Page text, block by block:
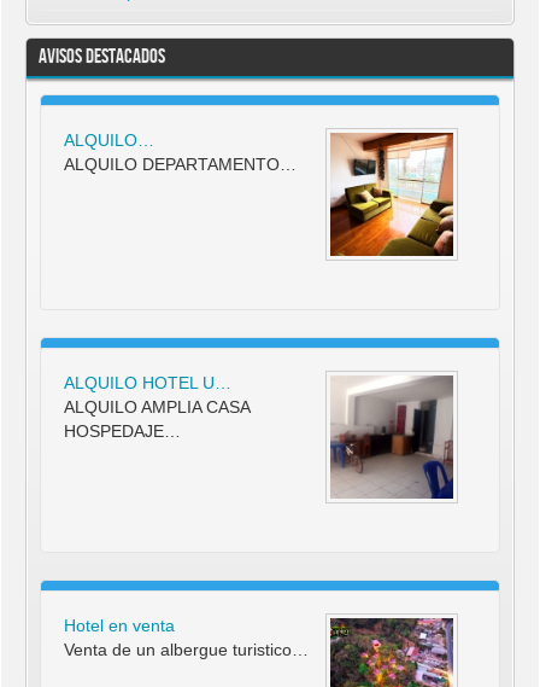
Avisos Destacados
ALQUILO…
ALQUILO DEPARTAMENTO…
ALQUILO HOTEL U…
ALQUILO AMPLIA CASA
HOSPEDAJE…
Hotel en venta
Venta de un albergue turistico…